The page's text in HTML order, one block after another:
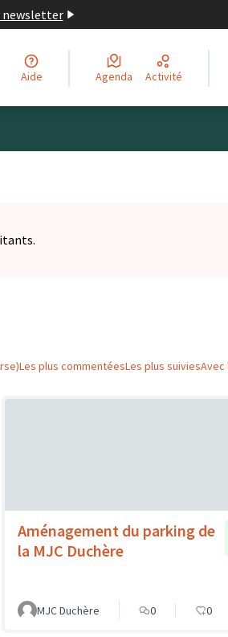
newsletter
Aide Agenda Activité
Les plus commentéesLes plus suiviesAvec
Aménagement du parking de
la MJC Duchère
MJC Duchère 0 0